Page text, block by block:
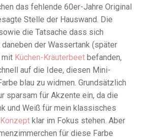
das fehlende 60er-Jahre Original
Stelle der Hauswand. Die
die Tatsache dass sich
der Wassertank (später
mit Küchen-Kräuterbeetbefanden,
auf die Idee, diesen Mini-
blau zu widmen. Grundsätzlich
sparsam für Akzente ein, da die
und Weiß für mein klassisches
klar im Fokus stehen. Aber
für diese Farbe